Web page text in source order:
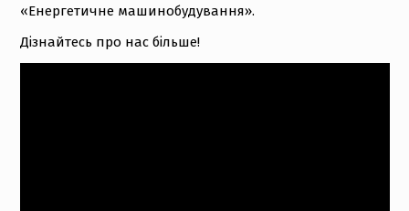
«Енергетичне машинобудування».
Дізнайтесь про нас більше!